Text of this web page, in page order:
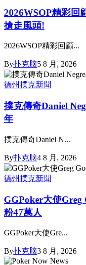
2026WSOP精彩回
搶走風頭!
2026WSOP精彩回顧...
By扑克脑5 8 月, 2026
德州撲克新聞
撲克傳奇Daniel
年
撲克傳奇Daniel N...
By扑克脑4 8 月, 2026
德州撲克新聞
GGPoker大使Greg
粉47萬人
GGPoker大使Gre...
By扑克脑3 8 月, 2026